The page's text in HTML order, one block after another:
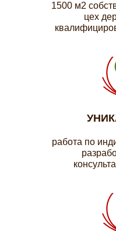
1500 м2
цех
работа по